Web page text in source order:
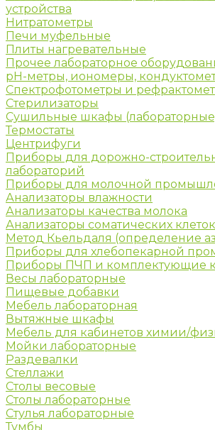
устройства
Нитратометры
Печи муфельные
Плиты нагревательные
Прочее лабораторное
рН-метры, иономеры,
Спектрофотометры и
Стерилизаторы
Сушильные шкафы
Термостаты
Центрифуги
Приборы для дорожно-
лабораторий
Приборы для молочной
Анализаторы влажности
Анализаторы качества молока
Анализаторы соматических клеток
Метод Кьельдаля (определение
Приборы для хлебопекарной
Приборы ПЧП и комплектующие
Весы лабораторные
Пищевые добавки
Мебель лабораторная
Вытяжные шкафы
Мебель для кабинетов химии/
Мойки лабораторные
Раздевалки
Стеллажи
Столы весовые
Столы лабораторные
Стулья лабораторные
Тумбы